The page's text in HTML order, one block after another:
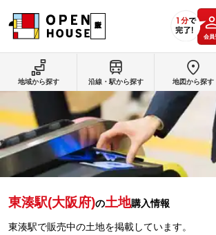
会員
東湊駅(大阪府)の土地購入情報
東湊駅で販売中の土地を掲載しています。
地域から探す 沿線・駅から探す 地図から探す